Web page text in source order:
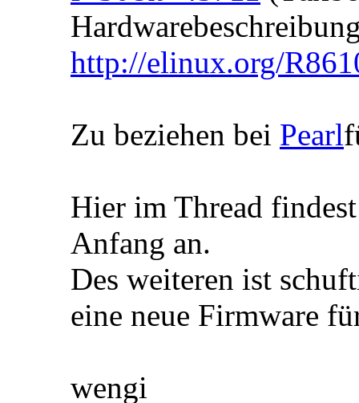
http://elinux.org/
Zu beziehen bei Pearl
Hier im Thread
Anfang an.
Des weiteren ist
eine neue Firmware
wengi